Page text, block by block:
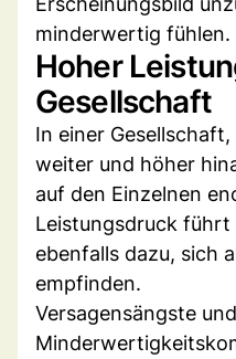
minderwertig fühlen.
Hoher
Gesellschaft
In einer
weiter und höher
auf den Einzelnen
Leistungsdruck führt
ebenfalls dazu, sich
empfinden.
Versagensängste und